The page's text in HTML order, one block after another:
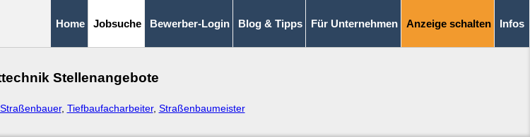
Home Jobsuche Bewerber-Login Blog & Tipps Für Unternehmen Anzeige schalten Infos
Stellenangebote
Straßenbauer, Tiefbaufacharbeiter, Straßenbaumeister